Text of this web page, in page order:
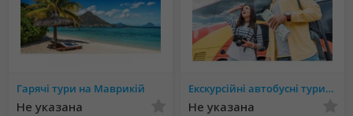
Гарячі тури на Маврикій
Не указана
Екскурсійні автобусні тури в Європу
Не указана